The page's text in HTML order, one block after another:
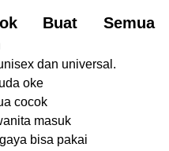
Buat Semua
dan universal.
oke
cocok
masuk
bisa pakai